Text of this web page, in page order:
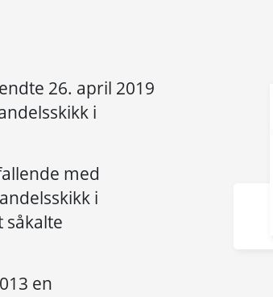
26. april 2019
i
med
i
såkalte
en